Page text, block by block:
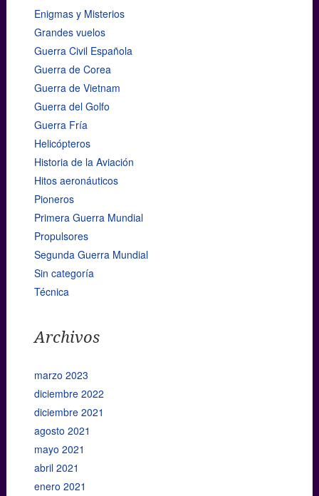
Enigmas y Misterios
Grandes vuelos
Guerra Civil Española
Guerra de Corea
Guerra de Vietnam
Guerra del Golfo
Guerra Fría
Helicópteros
Historia de la Aviación
Hitos aeronáuticos
Pioneros
Primera Guerra Mundial
Propulsores
Segunda Guerra Mundial
Sin categoría
Técnica
Archivos
marzo 2023
diciembre 2022
diciembre 2021
agosto 2021
mayo 2021
abril 2021
enero 2021